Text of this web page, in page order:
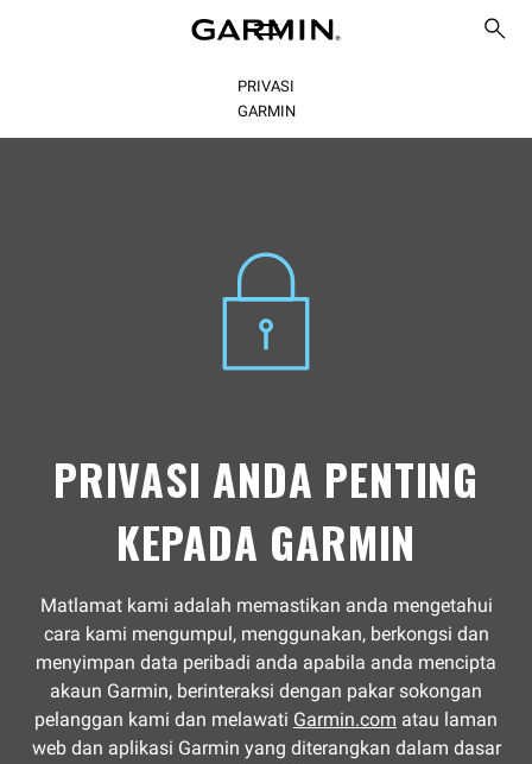
PRIVASI
GARMIN
PRIVASI ANDA PENTING
KEPADA GARMIN
Matlamat kami adalah memastikan anda mengetahui
cara kami mengumpul, menggunakan, berkongsi dan
menyimpan data peribadi anda apabila anda mencipta
akaun Garmin, berinteraksi dengan pakar sokongan
pelanggan kami dan melawati Garmin.com atau laman
web dan aplikasi Garmin yang diterangkan dalam dasar